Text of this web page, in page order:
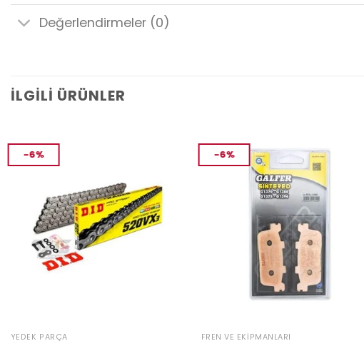
Değerlendirmeler (0)
İLGILI ÜRÜNLER
-6%
YEDEK PARÇA
-6%
FREN VE EKIPMANLARI